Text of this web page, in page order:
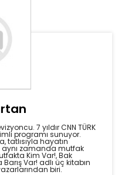
7 yıldır CNN TÜRK
programı sunuyor.
tatlısıyla hayatın
zamanda mutfak
Kim Var!, Bak
Var! adlı üç kitabın
biri.